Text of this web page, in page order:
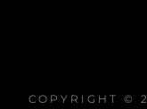
COPYRIGHT ©